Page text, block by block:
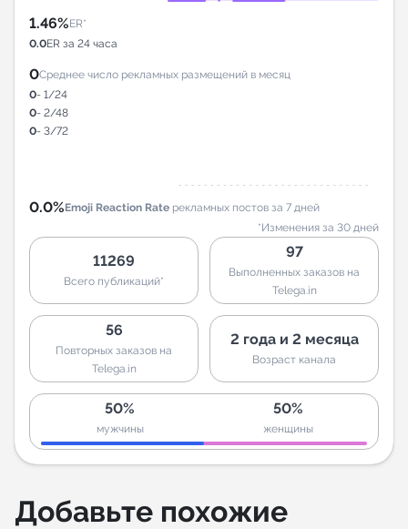
1.46%ER*
0.0ER за 24 часа
0Среднее число рекламных размещений в месяц
0- 1/24
0- 2/48
0- 3/72
0.0%Emoji Reaction Rate рекламных постов за 7 дней
*Изменения за 30 дней
11269
Всего публикаций*
97
Выполненных заказов на
Telega.in
56
Повторных заказов на
Telega.in
2 года и 2 месяца
Возраст канала
50%
мужчины
50%
женщины
Добавьте похожие